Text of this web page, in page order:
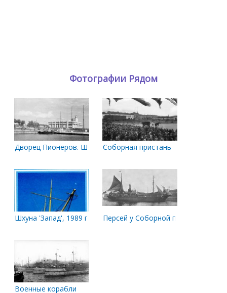
Фотографии Рядом
Дворец Пионеров. Шхуна 'Запад' на Красной пристани
Соборная пристань
Шхуна 'Запад', 1989 год Персей у Соборной пристани. 1923
Военные корабли